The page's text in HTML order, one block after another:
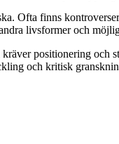
Ofta finns
livsformer och
positionering och
och kritisk